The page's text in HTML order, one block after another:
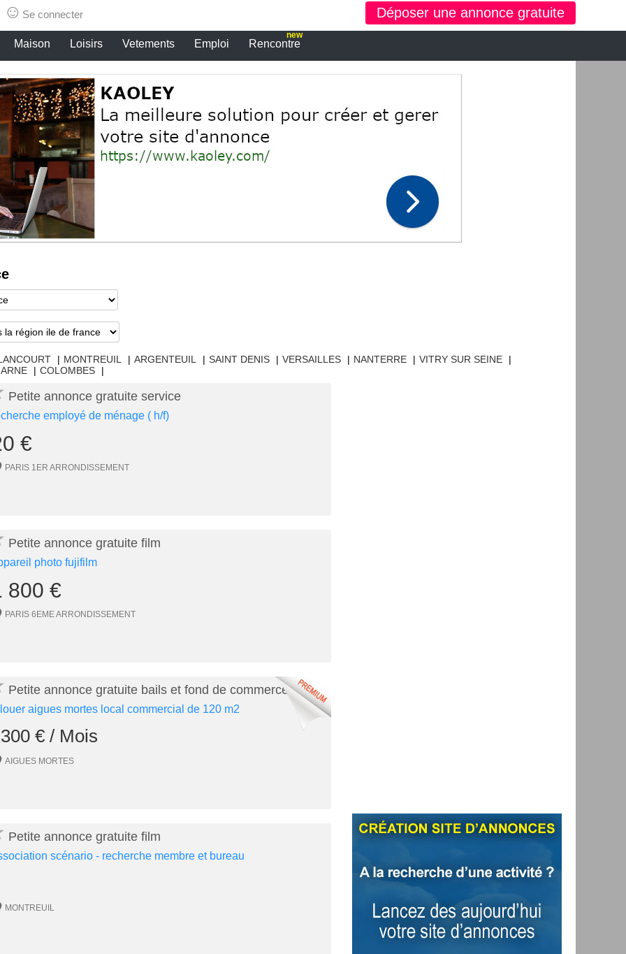
☺ Se connecter Déposer une annonce gratuite
Maison Loisirs Vetements Emploi Rencontre
new
| MONTREUIL | ARGENTEUIL | SAINT DENIS | VERSAILLES | NANTERRE | VITRY SUR SEINE
|
| COLOMBES |
Petite annonce gratuite service
employé de ménage ( h/f)
€
PARIS 1ER ARRONDISSEMENT
Petite annonce gratuite film
photo fujifilm
800 €
PARIS 6EME ARRONDISSEMENT
Petite annonce gratuite bails et fond de commerces
aigues mortes local commercial de 120 m2
€ / Mois
AIGUES MORTES
Petite annonce gratuite film
scénario - recherche membre et bureau
MONTREUIL